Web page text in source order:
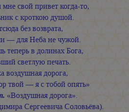
свой привет когда-то,
с кроткою душой.
без возврата,
— для Неба не чужой.
теперь в долинах Бога,
светлую печать.
воздушная дорога,
твой — я с тобой опять»
«Воздушная дорога».
Сергеевича Соловьёва).